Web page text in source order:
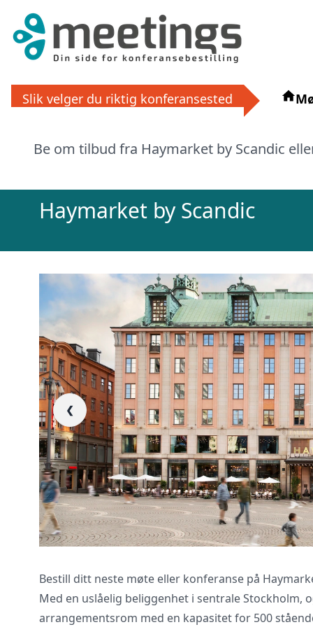
Slik velger du riktig konferansested
Be om tilbud fra Haymarket by Scandic
Haymarket by Scandic
❮
Bestill ditt neste møte eller konferanse på
Med en uslåelig beliggenhet i sentrale Stockholm,
arrangementsrom med en kapasitet for 500
Få
eller via
Vi innhenter
gjennomgår